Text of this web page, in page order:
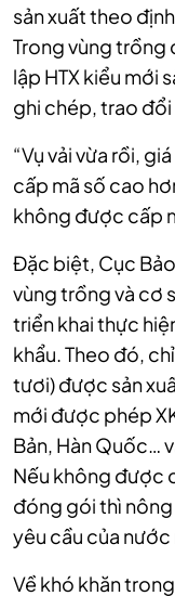
sản xuất theo
Trong vùng trồng
lập HTX kiểu mới
ghi chép, trao đổi
“Vụ vải vừa rồi,
cấp mã số cao
không được cấp
Đặc biệt, Cục
vùng trồng và cơ
triển khai thực
khẩu. Theo đó,
tươi) được sản
mới được phép
Bản, Hàn Quốc…
Nếu không được
đóng gói thì nông
yêu cầu của nước
Về khó khăn